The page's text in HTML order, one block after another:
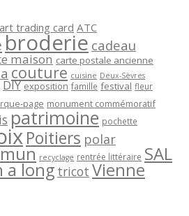
art trading card ATC
broderie cadeau
maison carte postale ancienne
couture cuisine Deux-Sèvres
DIY exposition famille festival fleur
page monument commémoratif
patrimoine pochette
Poitiers polar
recyclage rentrée littéraire SAL
a long tricot Vienne